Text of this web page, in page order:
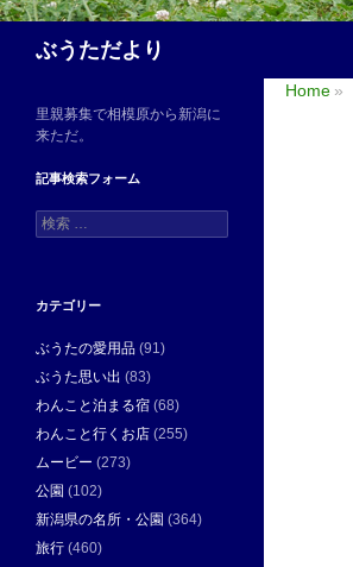
ぶうただより
Home
里親募集で相模原から新潟に
来ただ。
記事検索フォーム
検
索
カテゴリー
ぶうたの愛用品 (91)
ぶうた思い出 (83)
わんこと泊まる宿 (68)
わんこと行くお店 (255)
ムービー (273)
公園 (102)
新潟県の名所・公園 (364)
旅行 (460)